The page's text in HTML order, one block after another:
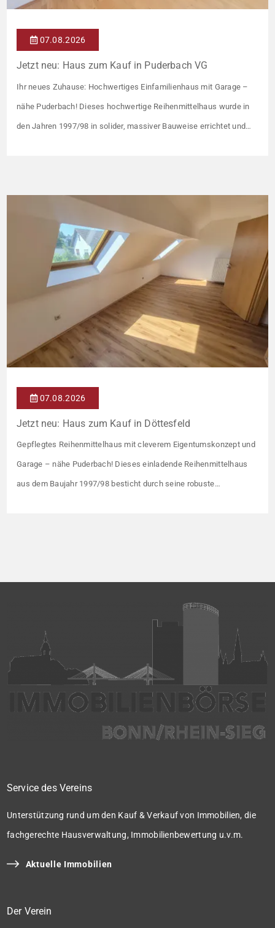
07.08.2026
Jetzt neu: Haus zum Kauf in Puderbach VG
Ihr neues Zuhause: Hochwertiges Einfamilienhaus mit Garage –
nähe Puderbach! Dieses hochwertige Reihenmittelhaus wurde in
den Jahren 1997/98 in solider, massiver Bauweise errichtet und
Grundstück (keine eigene Grünfläche, aber Terrasse). […]
07.08.2026
Jetzt neu: Haus zum Kauf in Döttesfeld
Gepflegtes Reihenmittelhaus mit cleverem Eigentumskonzept und
Garage – nähe Puderbach! Dieses einladende Reihenmittelhaus
aus dem Baujahr 1997/98 besticht durch seine robuste
Veräußert […]
Der Verein
Service des Vereins
Unterstützung rund um den Kauf & Verkauf von Immobilien, die
fachgerechte Hausverwaltung, Immobilienbewertung u.v.m.
Aktuelle Immobilien